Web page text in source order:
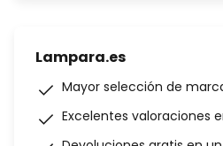
Lampara.es
Mayor selección de
Excelentes valoraciones